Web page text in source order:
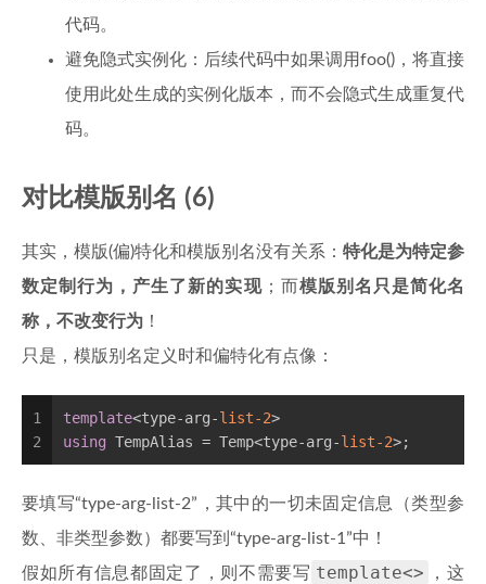
代码。
避免隐式实例化：后续代码中如果调用foo()，将直接
使用此处生成的实例化版本，而不会隐式生成重复代
码。
对比模版别名 (6)
其实，模版(偏)特化和模版别名没有关系： 特化是为特定参
数定制行为，产生了新的实现；而模版别名只是简化名
称，不改变行为 ！
只是，模版别名定义时和偏特化有点像：
1
2
template<type-arg-list-2>
using TempAlias = Temp<type-arg-list-2>;
要填写“type-arg-list-2”，其中的一切未固定信息（类型参
数、非类型参数）都要写到“type-arg-list-1”中！
假如所有信息都固定了，则不需要写 template<>
，这